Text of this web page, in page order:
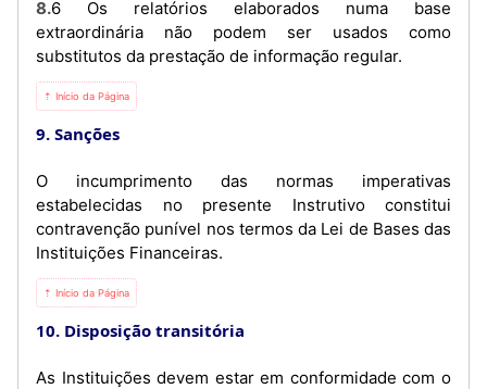
8.6 Os relatórios elaborados numa base
extraordinária não podem ser usados como
substitutos da prestação de informação regular.
⇡ Início da Página
9. Sanções
O incumprimento das normas imperativas
estabelecidas no presente Instrutivo constitui
contravenção punível nos termos da Lei de Bases das
Instituições Financeiras.
⇡ Início da Página
10. Disposição transitória
As Instituições devem estar em conformidade com o